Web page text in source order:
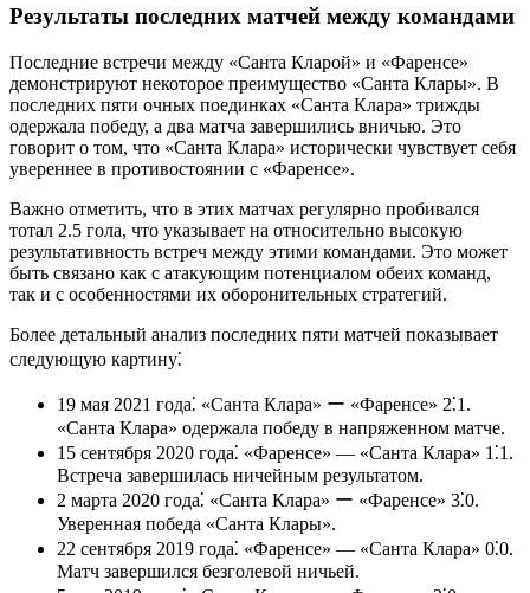
Результаты последних матчей между командами
Последние встречи между «Санта Кларой» и «Фаренсе»
демонстрируют некоторое преимущество «Санта Клары». В
последних пяти очных поединках «Санта Клара» трижды
одержала победу, а два матча завершились вничью. Это
говорит о том, что «Санта Клара» исторически чувствует себя
увереннее в противостоянии с «Фаренсе».
Важно отметить, что в этих матчах регулярно пробивался
тотал 2.5 гола, что указывает на относительно высокую
результативность встреч между этими командами. Это может
быть связано как с атакующим потенциалом обеих команд,
так и с особенностями их оборонительных стратегий.
Более детальный анализ последних пяти матчей показывает
следующую картину⁚
19 мая 2021 года⁚ «Санта Клара» ー «Фаренсе» 2⁚1.
«Санта Клара» одержала победу в напряженном матче.
15 сентября 2020 года⁚ «Фаренсе» ― «Санта Клара» 1⁚1.
Встреча завершилась ничейным результатом.
2 марта 2020 года⁚ «Санта Клара» ー «Фаренсе» 3⁚0.
Уверенная победа «Санта Клары».
22 сентября 2019 года⁚ «Фаренсе» ― «Санта Клара» 0⁚0.
Матч завершился безголевой ничьей.